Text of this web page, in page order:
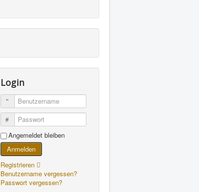
Login
Benutzername
Passwort
Angemeldet bleiben
Anmelden
Registrieren
Benutzername vergessen?
Passwort vergessen?